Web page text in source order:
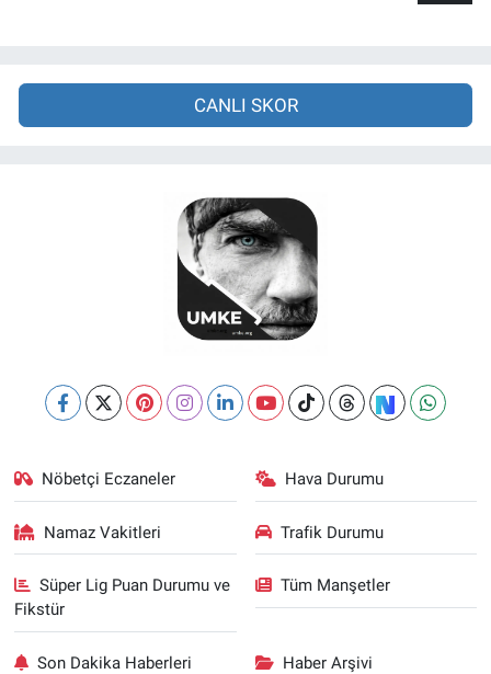
CANLI SKOR
Nöbetçi Eczaneler Hava Durumu
Namaz Vakitleri Trafik Durumu
Süper Lig Puan Durumu ve
Fikstür
Tüm Manşetler
Son Dakika Haberleri Haber Arşivi